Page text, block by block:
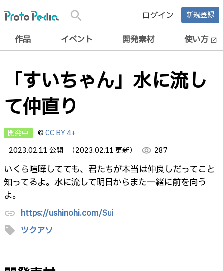
search ログイン 新規登録
作品 イベント 開発素材 使い方 open_in_new
「すいちゃん」水に流し
て仲直り
開発中 ©CC BY 4+
2023.02.11 公開
（2023.02.11 更新） visibility 287
いくら喧嘩してても、君たちが本当は仲良しだってこと
知ってるよ。水に流して明日からまた一緒に前を向う
よ。
link https://ushinohi.com/Sui
sell ツクアソ